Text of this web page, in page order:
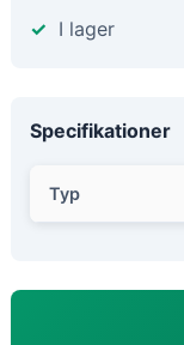
I lager
Specifikationer
Typ